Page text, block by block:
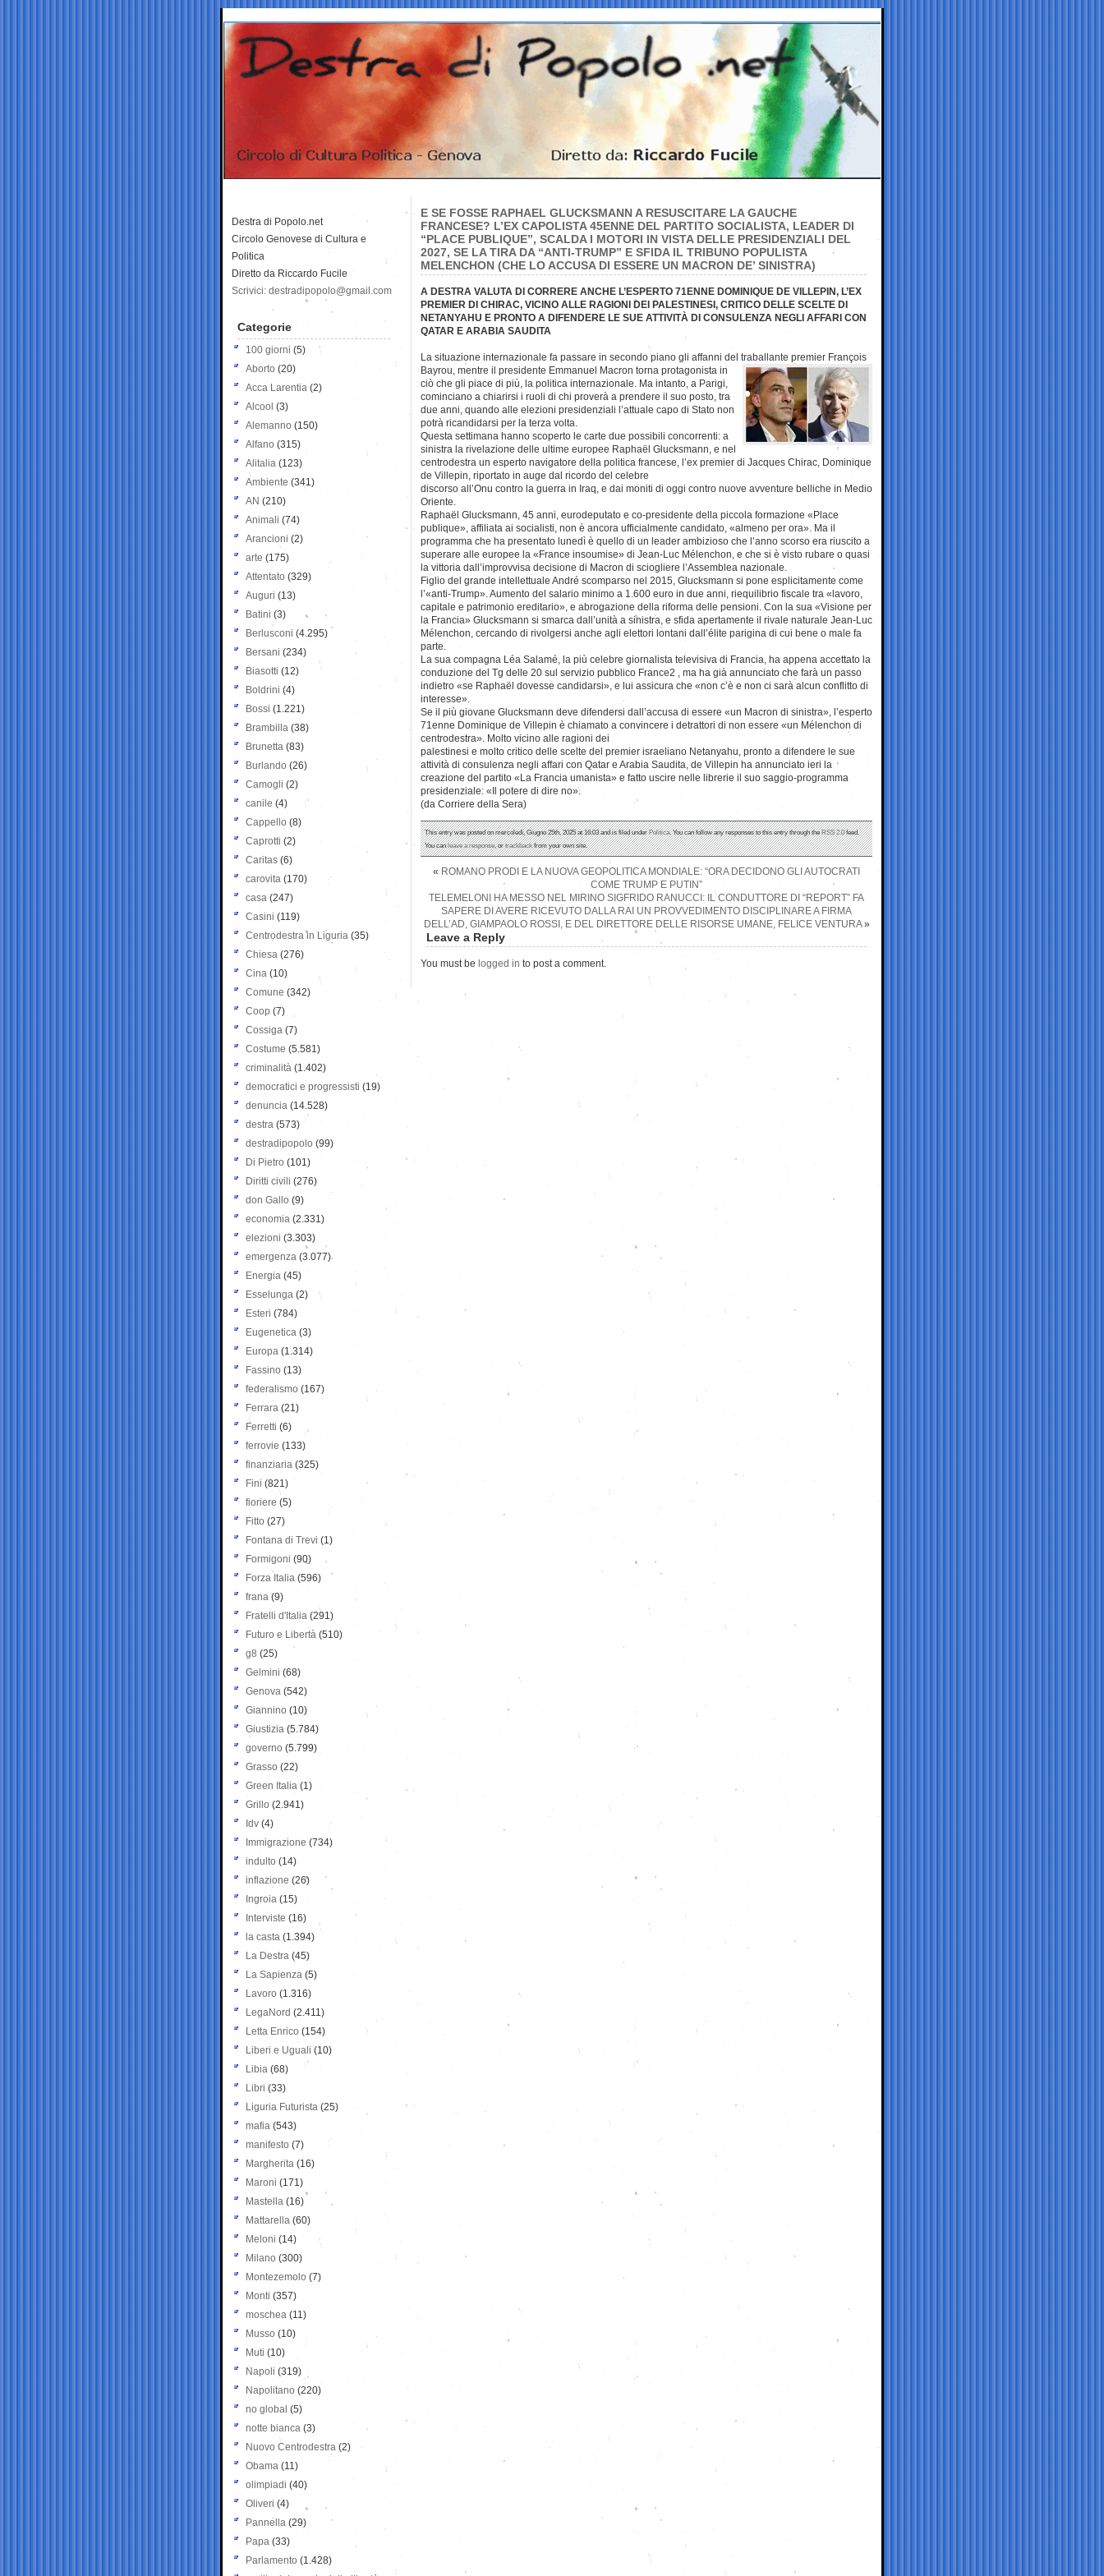
E SE FOSSE RAPHAEL GLUCKSMANN A RESUSCITARE LA GAUCHE
FRANCESE? L’EX CAPOLISTA 45ENNE DEL PARTITO SOCIALISTA, LEADER DI
“PLACE PUBLIQUE”, SCALDA I MOTORI IN VISTA DELLE PRESIDENZIALI DEL
2027, SE LA TIRA DA “ANTI-TRUMP” E SFIDA IL TRIBUNO POPULISTA
MELENCHON (CHE LO ACCUSA DI ESSERE UN MACRON DE’ SINISTRA)
A DESTRA VALUTA DI CORRERE ANCHE L’ESPERTO 71ENNE DOMINIQUE DE VILLEPIN, L’EX
PREMIER DI CHIRAC, VICINO ALLE RAGIONI DEI PALESTINESI, CRITICO DELLE SCELTE DI
NETANYAHU E PRONTO A DIFENDERE LE SUE ATTIVITÀ DI CONSULENZA NEGLI AFFARI CON
QATAR E ARABIA SAUDITA
La situazione internazionale fa passare in secondo piano gli affanni del traballante premier François
Bayrou, mentre il presidente Emmanuel Macron torna protagonista in
ciò che gli piace di più, la politica internazionale. Ma intanto, a Parigi,
cominciano a chiarirsi i ruoli di chi proverà a prendere il suo posto, tra
due anni, quando alle elezioni presidenziali l’attuale capo di Stato non
potrà ricandidarsi per la terza volta.
Questa settimana hanno scoperto le carte due possibili concorrenti: a
sinistra la rivelazione delle ultime europee Raphaël Glucksmann, e nel
centrodestra un esperto navigatore della politica francese, l’ex premier di Jacques Chirac, Dominique
de Villepin, riportato in auge dal ricordo del celebre
discorso all’Onu contro la guerra in Iraq, e dai moniti di oggi contro nuove avventure belliche in Medio
Oriente.
Raphaël Glucksmann, 45 anni, eurodeputato e co-presidente della piccola formazione «Place
publique», affiliata ai socialisti, non è ancora ufficialmente candidato, «almeno per ora». Ma il
programma che ha presentato lunedì è quello di un leader ambizioso che l’anno scorso era riuscito a
superare alle europee la «France insoumise» di Jean-Luc Mélenchon, e che si è visto rubare o quasi
la vittoria dall’improvvisa decisione di Macron di sciogliere l’Assemblea nazionale.
Figlio del grande intellettuale André scomparso nel 2015, Glucksmann si pone esplicitamente come
l’«anti-Trump». Aumento del salario minimo a 1.600 euro in due anni, riequilibrio fiscale tra «lavoro,
capitale e patrimonio ereditario», e abrogazione della riforma delle pensioni. Con la sua «Visione per
la Francia» Glucksmann si smarca dall’unità a sinistra, e sfida apertamente il rivale naturale Jean-Luc
Mélenchon, cercando di rivolgersi anche agli elettori lontani dall’élite parigina di cui bene o male fa
parte.
La sua compagna Léa Salamé, la più celebre giornalista televisiva di Francia, ha appena accettato la
conduzione del Tg delle 20 sul servizio pubblico France2 , ma ha già annunciato che farà un passo
indietro «se Raphaël dovesse candidarsi», e lui assicura che «non c’è e non ci sarà alcun conflitto di
interesse».
Se il più giovane Glucksmann deve difendersi dall’accusa di essere «un Macron di sinistra», l’esperto
71enne Dominique de Villepin è chiamato a convincere i detrattori di non essere «un Mélenchon di
centrodestra». Molto vicino alle ragioni dei
palestinesi e molto critico delle scelte del premier israeliano Netanyahu, pronto a difendere le sue
attività di consulenza negli affari con Qatar e Arabia Saudita, de Villepin ha annunciato ieri la
creazione del partito «La Francia umanista» e fatto uscire nelle librerie il suo saggio-programma
presidenziale: «Il potere di dire no».
(da Corriere della Sera)
This entry was posted on mercoledì, Giugno 25th, 2025 at 16:03 and is filed underPolitica. You can follow any responses to this entry through theRSS 2.0feed.
You canleave a response, ortrackbackfrom your own site.
« ROMANO PRODI E LA NUOVA GEOPOLITICA MONDIALE: “ORA DECIDONO GLI AUTOCRATI
COME TRUMP E PUTIN”
TELEMELONI HA MESSO NEL MIRINO SIGFRIDO RANUCCI: IL CONDUTTORE DI “REPORT” FA
SAPERE DI AVERE RICEVUTO DALLA RAI UN PROVVEDIMENTO DISCIPLINARE A FIRMA
DELL’AD, GIAMPAOLO ROSSI, E DEL DIRETTORE DELLE RISORSE UMANE, FELICE VENTURA»
Leave a Reply
You must be logged in to post a comment.
Destra di Popolo.net
Circolo Genovese di Cultura e
Politica
Diretto da Riccardo Fucile
Scrivici: destradipopolo@gmail.com
Categorie
100 giorni (5)
Aborto (20)
Acca Larentia (2)
Alcool (3)
Alemanno (150)
Alfano (315)
Alitalia (123)
Ambiente (341)
AN (210)
Animali (74)
Arancioni (2)
arte (175)
Attentato (329)
Auguri (13)
Batini (3)
Berlusconi (4.295)
Bersani (234)
Biasotti (12)
Boldrini (4)
Bossi (1.221)
Brambilla (38)
Brunetta (83)
Burlando (26)
Camogli (2)
canile (4)
Cappello (8)
Caprotti (2)
Caritas (6)
carovita (170)
casa (247)
Casini (119)
Centrodestra in Liguria (35)
Chiesa (276)
Cina (10)
Comune (342)
Coop (7)
Cossiga (7)
Costume (5.581)
criminalità (1.402)
democratici e progressisti (19)
denuncia (14.528)
destra (573)
destradipopolo (99)
Di Pietro (101)
Diritti civili (276)
don Gallo (9)
economia (2.331)
elezioni (3.303)
emergenza (3.077)
Energia (45)
Esselunga (2)
Esteri (784)
Eugenetica (3)
Europa (1.314)
Fassino (13)
federalismo (167)
Ferrara (21)
Ferretti (6)
ferrovie (133)
finanziaria (325)
Fini (821)
fioriere (5)
Fitto (27)
Fontana di Trevi (1)
Formigoni (90)
Forza Italia (596)
frana (9)
Fratelli d'Italia (291)
Futuro e Libertà (510)
g8 (25)
Gelmini (68)
Genova (542)
Giannino (10)
Giustizia (5.784)
governo (5.799)
Grasso (22)
Green Italia (1)
Grillo (2.941)
Idv (4)
Immigrazione (734)
indulto (14)
inflazione (26)
Ingroia (15)
Interviste (16)
la casta (1.394)
La Destra (45)
La Sapienza (5)
Lavoro (1.316)
LegaNord (2.411)
Letta Enrico (154)
Liberi e Uguali (10)
Libia (68)
Libri (33)
Liguria Futurista (25)
mafia (543)
manifesto (7)
Margherita (16)
Maroni (171)
Mastella (16)
Mattarella (60)
Meloni (14)
Milano (300)
Montezemolo (7)
Monti (357)
moschea (11)
Musso (10)
Muti (10)
Napoli (319)
Napolitano (220)
no global (5)
notte bianca (3)
Nuovo Centrodestra (2)
Obama (11)
olimpiadi (40)
Oliveri (4)
Pannella (29)
Papa (33)
Parlamento (1.428)